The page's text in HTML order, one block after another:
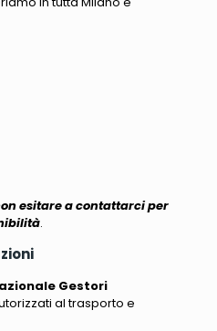
esitare a contattarci per
.
Gestori
al trasporto e